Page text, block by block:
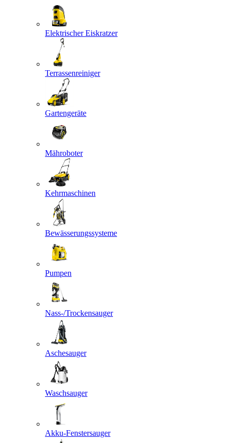
Elektrischer Eiskratzer
Terrassenreiniger
Gartengeräte
Mähroboter
Kehrmaschinen
Bewässerungssysteme
Pumpen
Nass-/Trockensauger
Aschesauger
Waschsauger
Akku-Fenstersauger